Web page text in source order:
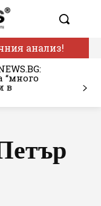
анализ!
“много
в